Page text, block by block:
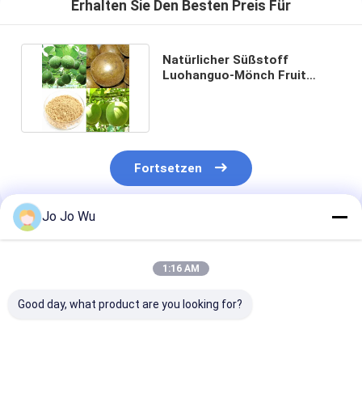
Erhalten Sie Den Besten Preis Für
Natürlicher Süßstoff
Luohanguo-Mönch Fruit
Fortsetzen
Empfohlene Produkte
Jo Jo Wu
1:16 AM
Good day, what product are you looking for?